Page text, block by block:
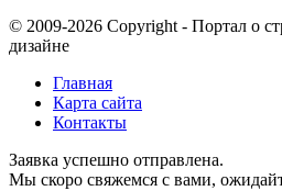
© 2009-2026 Copyright - Портал о
дизайне
Главная
Карта сайта
Контакты
Заявка успешно отправлена.
Мы скоро свяжемся с вами,